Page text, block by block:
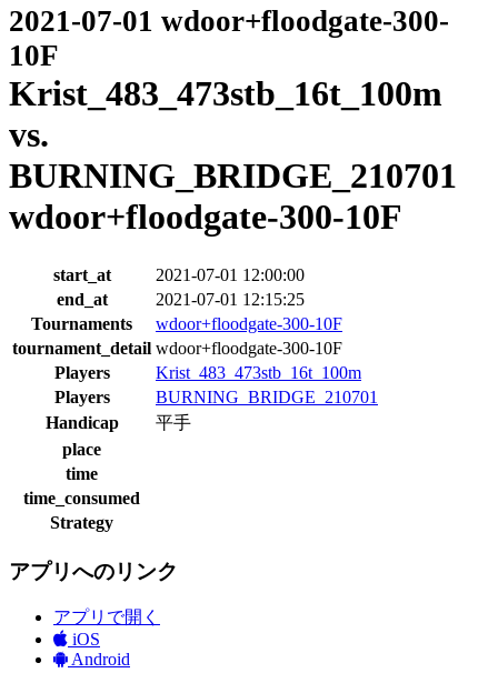
2021-07-01 wdoor+floodgate-300-
10F
Krist_483_473stb_16t_100m
vs.
BURNING_BRIDGE_210701
wdoor+floodgate-300-10F
start_at
2021-07-01 12:00:00
end_at
2021-07-01 12:15:25
Tournaments
wdoor+floodgate-300-10F
tournament_detail wdoor+floodgate-300-10F
Players
Krist_483_473stb_16t_100m
Players
BURNING_BRIDGE_210701
Handicap
平手
place
time
time_consumed
Strategy
アプリへのリンク
アプリで開く
iOS
Android